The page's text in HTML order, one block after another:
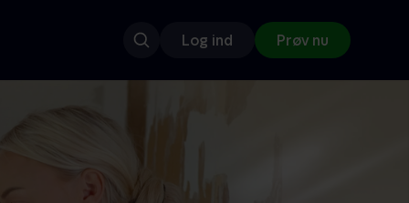
Log ind Prøv nu